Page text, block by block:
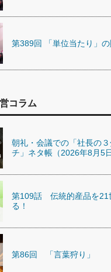
第389回 「単位当たり」
コラム
朝礼・会議での「社長の
チ」ネタ帳（2026年8月5日
第109話 伝統的産品を21
る！
第86回 「言葉狩り」